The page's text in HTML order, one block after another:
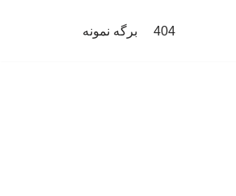
404 برگه نمونه